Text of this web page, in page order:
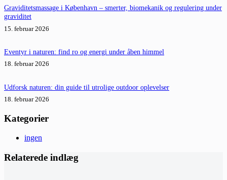
Graviditetsmassage i København – smerter, biomekanik og regulering under
graviditet
15. februar 2026
Eventyr i naturen: find ro og energi under åben himmel
18. februar 2026
Udforsk naturen: din guide til utrolige outdoor oplevelser
18. februar 2026
Kategorier
ingen
Relaterede indlæg